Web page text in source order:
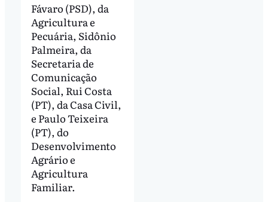
Fávaro (PSD), da
Agricultura e
Pecuária, Sidônio
Palmeira, da
Secretaria de
Comunicação
Social, Rui Costa
(PT), da Casa Civil,
e Paulo Teixeira
(PT), do
Desenvolvimento
Agrário e
Agricultura
Familiar.